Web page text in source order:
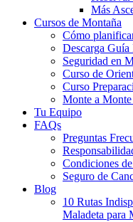
Más
Cursos de Montaña
Cómo
Descarga Guía
Seguridad en
Curso de
Curso
Monte a
Tu Equipo
FAQs
Preguntas
Condiciones
Seguro de
Blog
10 Rutas
Maladeta para